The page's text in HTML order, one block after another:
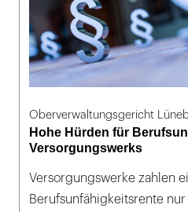
Oberverwaltungsgericht
Hohe Hürden für
Versorgungswerks
Versorgungswerke zahlen
Berufsunfähigkeitsrente